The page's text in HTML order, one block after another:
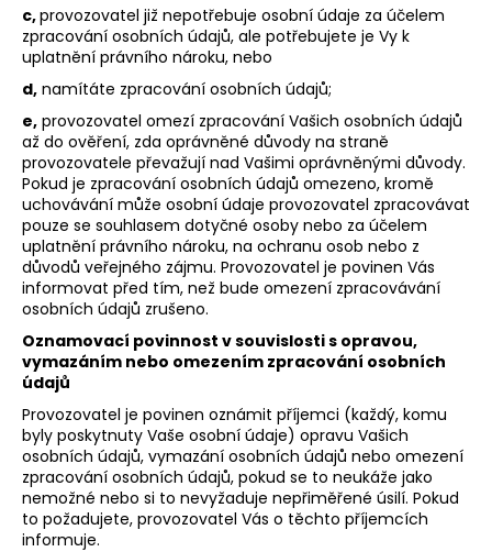
c,provozovatel již nepotřebuje osobní údaje za účelem
zpracování osobních údajů, ale potřebujete je Vy k
uplatnění právního nároku, nebo
d, namítáte zpracování osobních údajů;
e, provozovatel omezí zpracování Vašich osobních údajů
až do ověření, zda oprávněné důvody na straně
provozovatele převažují nad Vašimi oprávněnými důvody.
Pokud je zpracování osobních údajů omezeno, kromě
uchovávání může osobní údaje provozovatel zpracovávat
pouze se souhlasem dotyčné osoby nebo za účelem
uplatnění právního nároku, na ochranu osob nebo z
důvodů veřejného zájmu. Provozovatel je povinen Vás
informovat před tím, než bude omezení zpracovávání
osobních údajů zrušeno.
Oznamovací povinnost v souvislosti s opravou,
vymazáním nebo omezením zpracování osobních
údajů
Provozovatel je povinen oznámit příjemci (každý, komu
byly poskytnuty Vaše osobní údaje) opravu Vašich
osobních údajů, vymazání osobních údajů nebo omezení
zpracování osobních údajů, pokud se to neukáže jako
nemožné nebo si to nevyžaduje nepřiměřené úsilí. Pokud
to požadujete, provozovatel Vás o těchto příjemcích
informuje.